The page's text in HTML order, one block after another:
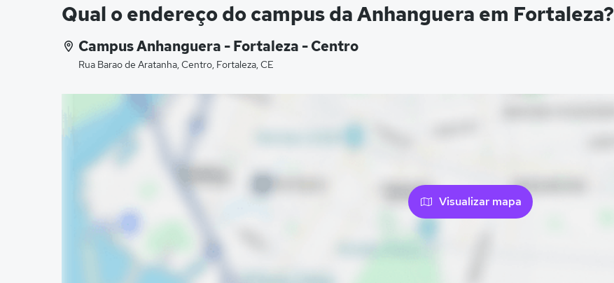
Qual o endereço do campus da Anhanguera em Fortaleza?
Campus Anhanguera - Fortaleza - Centro
Rua Barao de Aratanha, Centro, Fortaleza, CE
Visualizar mapa